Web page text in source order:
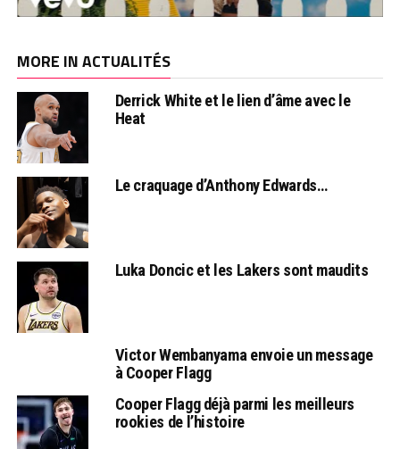
MORE IN ACTUALITÉS
Derrick White et le lien d’âme avec le
Heat
Le craquage d’Anthony Edwards…
Luka Doncic et les Lakers sont maudits
Victor Wembanyama envoie un message
à Cooper Flagg
Cooper Flagg déjà parmi les meilleurs
rookies de l’histoire